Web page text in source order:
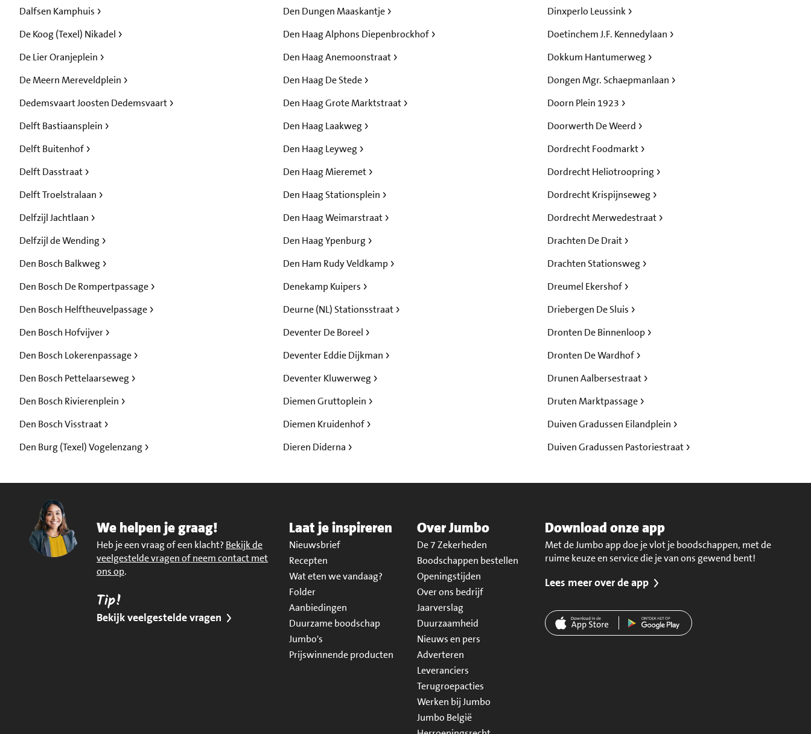
Dalfsen Kamphuis
De Koog (Texel) Nikadel
De Lier Oranjeplein
De Meern Mereveldplein
Dedemsvaart Joosten Dedemsvaart
Delft Bastiaansplein
Delft Buitenhof
Delft Dasstraat
Delft Troelstralaan
Delfzijl Jachtlaan
Delfzijl de Wending
Den Bosch Balkweg
Den Bosch De Rompertpassage
Den Bosch Helftheuvelpassage
Den Bosch Hofvijver
Den Bosch Lokerenpassage
Den Bosch Pettelaarseweg
Den Bosch Rivierenplein
Den Bosch Visstraat
Den Burg (Texel) Vogelenzang
Den Dungen Maaskantje
Den Haag Alphons Diepenbrockhof
Den Haag Anemoonstraat
Den Haag De Stede
Den Haag Grote Marktstraat
Den Haag Laakweg
Den Haag Leyweg
Den Haag Mieremet
Den Haag Stationsplein
Den Haag Weimarstraat
Den Haag Ypenburg
Den Ham Rudy Veldkamp
Denekamp Kuipers
Deurne (NL) Stationsstraat
Deventer De Boreel
Deventer Eddie Dijkman
Deventer Kluwerweg
Diemen Gruttoplein
Diemen Kruidenhof
Dieren Diderna
Dinxperlo Leussink
Doetinchem J.F. Kennedylaan
Dokkum Hantumerweg
Dongen Mgr. Schaepmanlaan
Doorn Plein 1923
Doorwerth De Weerd
Dordrecht Foodmarkt
Dordrecht Heliotroopring
Dordrecht Krispijnseweg
Dordrecht Merwedestraat
Drachten De Drait
Drachten Stationsweg
Dreumel Ekershof
Driebergen De Sluis
Dronten De Binnenloop
Dronten De Wardhof
Drunen Aalbersestraat
Druten Marktpassage
Duiven Gradussen Eilandplein
Duiven Gradussen Pastoriestraat
We helpen je graag!
Heb je een vraag of een klacht? Bekijk de
veelgestelde vragen of neem contact met
ons op.
Tip!
Bekijk veelgestelde vragen
Laat je inspireren
Nieuwsbrief
Recepten
Wat eten we vandaag?
Folder
Aanbiedingen
Duurzame boodschap
Jumbo's
Prijswinnende producten
Over Jumbo
De 7 Zekerheden
Boodschappen bestellen
Openingstijden
Over ons bedrijf
Jaarverslag
Duurzaamheid
Nieuws en pers
Adverteren
Leveranciers
Terugroepacties
Werken bij Jumbo
Jumbo België
Download onze app
Met de Jumbo app doe je vlot je boodschappen, met de
ruime keuze en service die je van ons gewend bent!
Lees meer over de app